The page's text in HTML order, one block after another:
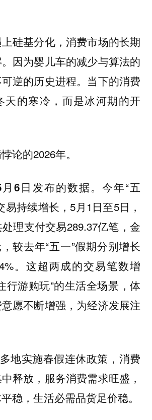
硅基分化，消费市场的长期
因为婴儿车的减少与算法的
逆的历史进程。当下的消费
天的寒冷，而是冰河期的开
论的2026年。
6日发布的数据。 今年“五
易持续增长，5月1日至5日，
理支付交易289.37亿笔，金
较去年“五一”假期分别增长
。这超两成的交易笔数增
行游购玩”的生活全场景，体
愿不断增强，为经济发展注
地实施春假连休政策，消费
释放，服务消费需求旺盛，
稳，生活必需品货足价稳。